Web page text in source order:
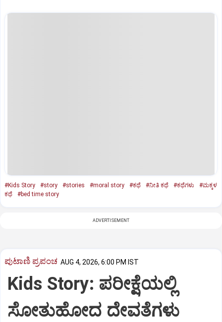
#Kids Story #story #stories #moral story #ಕಥೆ #ನೀತಿ ಕಥೆ #ಕಥೆಗಳು
#ಮಕ್ಕಳ
ಕಥೆ
#bed time story
ADVERTISEMENT
ಪುಟಾಣಿ ಪ್ರಪಂಚ AUG 4, 2026, 6:00 PM IST
Kids Story: ಪರೀಕ್ಷೆಯಲ್ಲಿ
ಸೋತುಹೋದ ದೇವತೆಗಳು